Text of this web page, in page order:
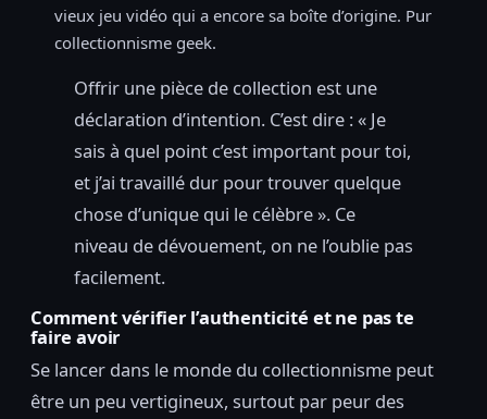
vieux jeu vidéo qui a encore sa boîte d’origine. Pur
collectionnisme geek.
Offrir une pièce de collection est une
déclaration d’intention. C’est dire : « Je
sais à quel point c’est important pour toi,
et j’ai travaillé dur pour trouver quelque
chose d’unique qui le célèbre ». Ce
niveau de dévouement, on ne l’oublie pas
facilement.
Comment vérifier l’authenticité et ne pas te
faire avoir
Se lancer dans le monde du collectionnisme peut
être un peu vertigineux, surtout par peur des